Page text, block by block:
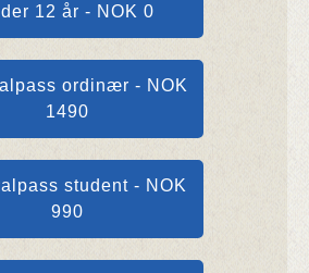
12 år - NOK 0
ordinær - NOK
1490
student - NOK
990